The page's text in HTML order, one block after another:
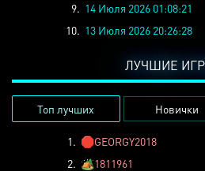
9. 14 Июля 2026 01:08:21
10. 13 Июля 2026 20:26:28
ЛУЧШИЕ
Топ лучших Новички
1. 🛑GEORGY2018
2. 🏕️1811961